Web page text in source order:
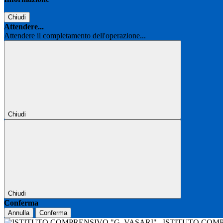
Chiudi
Attendere...
Attendere il completamento dell'operazione...
Chiudi
Chiudi
Conferma
Annulla Conferma